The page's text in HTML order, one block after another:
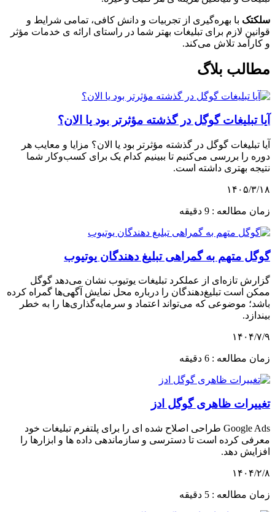
سلکتک با بهره‌گیری از تجربیات و دانش کافی، تمامی شرایط و
قوانین لازم برای تبلیغات بهتر شما در راستای ارائه ی خدمات مؤثر
و کارآمد تلاش می‌کند.
مطالب بلاگ
آیا تبلیغات گوگل در گذشته مؤثرتر بود یا الان؟
آیا تبلیغات گوگل در گذشته مؤثرتر بود یا الان؟ مزایا و معایب هر
دوره را بررسی می‌کنیم تا ببینیم کدام یک برای کسب‌وکار شما
نتیجه بهتری داشته است.
۱۴۰۵/۳/۱۸
زمان مطالعه : 9 دقیقه
گوگل متهم به گمراهی تبلیغ دهندگان یوتیوب
گزارش تازه‌ای از عملکرد تبلیغات یوتیوب نشان می‌دهد گوگل
ممکن است تبلیغ‌دهندگان را درباره محل نمایش آگهی‌ها گمراه کرده
باشد؛ موضوعی که می‌تواند اعتماد و سرمایه‌گذاری‌ها را به خطر
بیندازد.
۱۴۰۴/۷/۹
زمان مطالعه : 6 دقیقه
تغییرات ظاهری گوگل ادز
Google Ads طراحی اصلاح شده ای را برای پلتفرم تبلیغات خود
معرفی کرده است تا دسترسی و سازماندهی داده ها و ابزارها را
افزایش دهد.
۱۴۰۴/۲/۸
زمان مطالعه : 5 دقیقه